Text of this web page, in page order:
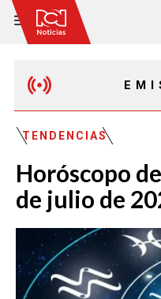
EMISIÓN
TENDENCIAS
Horóscopo
de julio de